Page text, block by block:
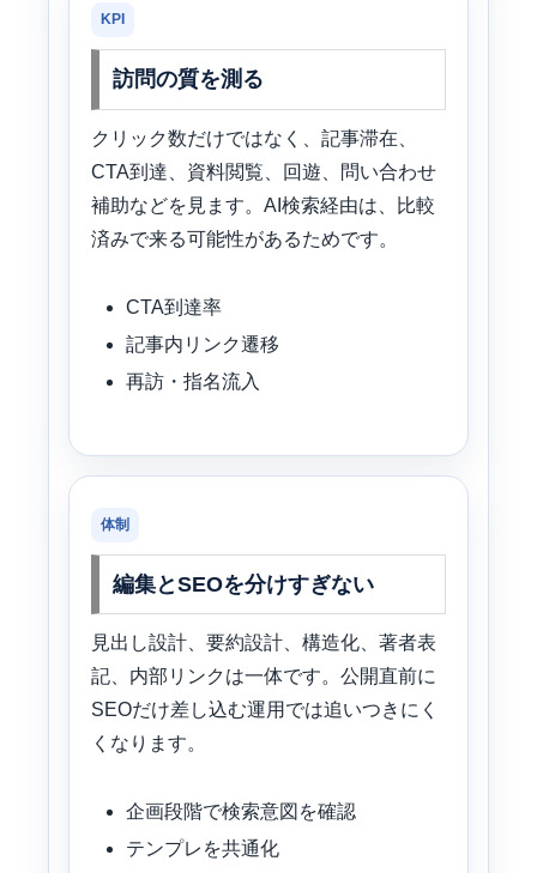
KPI
訪問の質を測る
クリック数だけではなく、記事滞在、
CTA到達、資料閲覧、回遊、問い合わせ
補助などを見ます。AI検索経由は、比較
済みで来る可能性があるためです。
CTA到達率
記事内リンク遷移
再訪・指名流入
体制
編集とSEOを分けすぎない
見出し設計、要約設計、構造化、著者表
記、内部リンクは一体です。公開直前に
SEOだけ差し込む運用では追いつきにく
くなります。
企画段階で検索意図を確認
テンプレを共通化